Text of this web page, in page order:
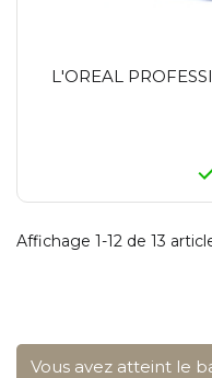
L'OREAL
Affichage 1-12 de 13
Vous avez atteint le